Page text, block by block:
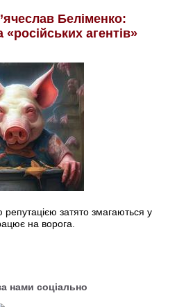
Беліменко:
агентів»
репутацією затято змагаються у
на ворога.
нами соціально